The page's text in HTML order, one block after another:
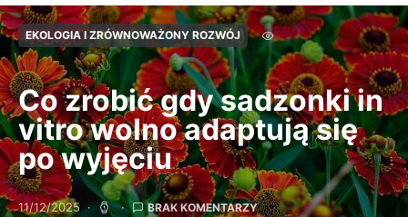
EKOLOGIA I ZRÓWNOWAŻONY ROZWÓJ
Co zrobić gdy sadzonki in
vitro wolno adaptują się
po wyjęciu
11/12/2025 BRAK KOMENTARZY